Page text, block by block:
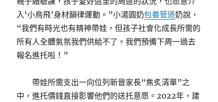
入‘小鳥飛’身材韻律運動。”小湯圓奶包養管道奶說，
“我們有時光也有精神帶娃，但孩子社會化成長所需的
所有人全體氣氛我們供給不了。我們預備下周一過去
報名進托啦！”
帶娃所需支出一向位列新晉家長“焦炙清單”之
中，進托價錢直接影響他們的送托意愿。2022年，建